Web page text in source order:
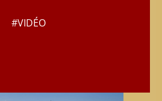
#VIDÉO